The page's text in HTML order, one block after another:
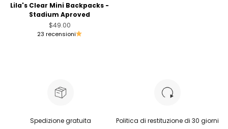
Lila's Clear Mini Backpacks -
Stadium Aproved
Prezzo scontato
$49.00
23 recensioni
Spedizione gratuita
Politica di restituzione di 30 giorni